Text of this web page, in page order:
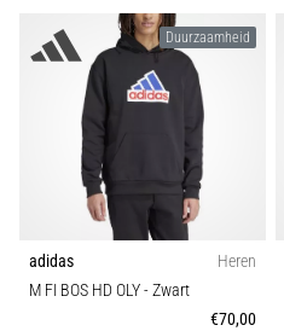
In
wendbaarheid
en
Duurzaamheid
adidas
Heren
M FI BOS HD OLY- Zwart
€70,00